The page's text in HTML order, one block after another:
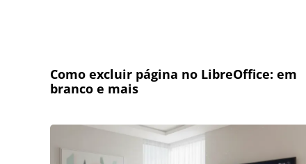
Como excluir página no LibreOffice: em
branco e mais